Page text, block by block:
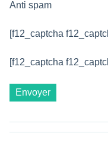
Anti spam
[f12_captcha
[f12_captcha